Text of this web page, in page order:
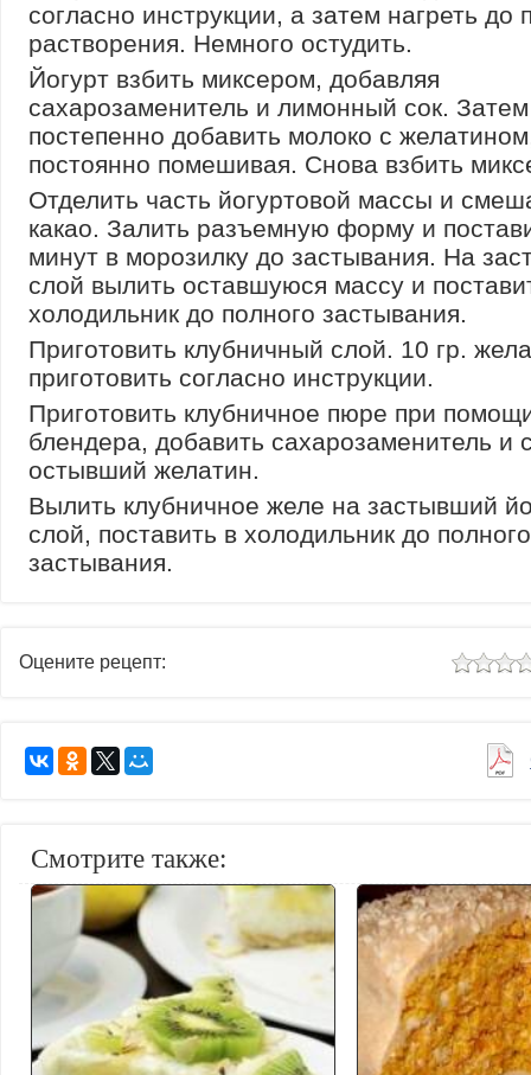
согласно инструкции, а затем нагреть до
растворения. Немного остудить.
Йогурт взбить миксером, добавляя
сахарозаменитель и лимонный сок. Затем
постепенно добавить молоко с
постоянно помешивая. Снова взбить
Отделить часть йогуртовой массы и
какао. Залить разъемную форму и
минут в морозилку до застывания. На
слой вылить оставшуюся массу и
холодильник до полного застывания.
Приготовить клубничный слой. 10 гр.
приготовить согласно инструкции.
Приготовить клубничное пюре при
блендера, добавить сахарозаменитель и
остывший желатин.
Вылить клубничное желе на застывший
слой, поставить в холодильник до полного
застывания.
Оцените рецепт:
Смотрите также: